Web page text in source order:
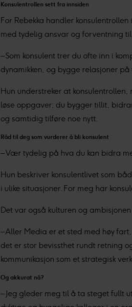
Konsulentrollen sett fra innsiden
For Rebekka handler
med tydelig ansvar og forventning
– Som konsulent trer du ofte inn i
dynamikken, og bygge relasjoner
Hun understreker at
løse oppgaver; du bygger tillit,
og samtidig tilføre noe nytt.
Råd til deg som vurderer å bli konsulent
– Vær tydelig på hva du kan bidra
Hun beskriver konsulentlivet som
i ulike situasjoner. For meg har
Det var også kulturen og
– Aller Media er et sted med høy
det er stor bevissthet rundt retning
kommunikasjon som et strategisk
Og akkurat nå?
– Jeg gleder meg til å ta steget fullt